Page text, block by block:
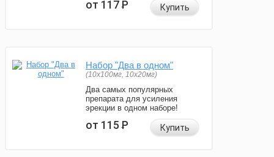
от 117Р Купить
Набор "Два в одном"
(10x100мг, 10x20мг)
Два самых популярных
препарата для усиления
эрекции в одном наборе!
от 115Р Купить